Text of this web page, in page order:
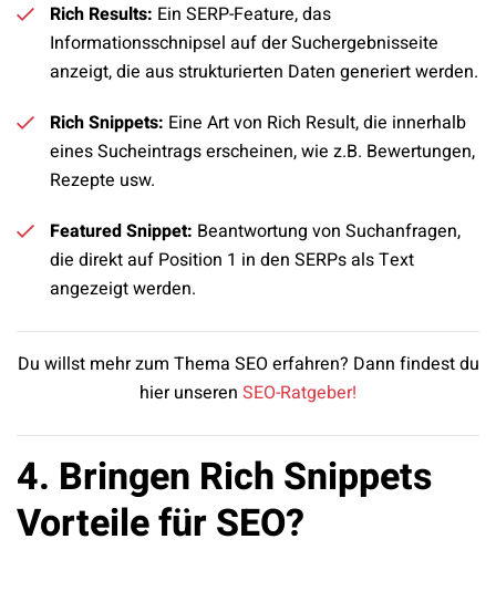
Rich Results: Ein SERP-Feature, das
Informationsschnipsel auf der Suchergebnisseite
anzeigt, die aus strukturierten Daten generiert werden.
Rich Snippets: Eine Art von Rich Result, die innerhalb
eines Sucheintrags erscheinen, wie z.B. Bewertungen,
Rezepte usw.
Featured Snippet: Beantwortung von Suchanfragen,
die direkt auf Position 1 in den SERPs als Text
angezeigt werden.
Du willst mehr zum Thema SEO erfahren? Dann findest du
hier unseren SEO-Ratgeber!
4. Bringen Rich Snippets
Vorteile für SEO?